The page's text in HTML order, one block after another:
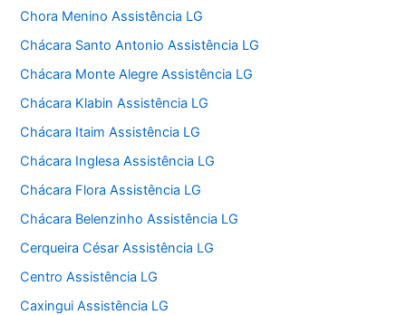
Chora Menino Assistência LG
Chácara Santo Antonio Assistência LG
Chácara Monte Alegre Assistência LG
Chácara Klabin Assistência LG
Chácara Itaim Assistência LG
Chácara Inglesa Assistência LG
Chácara Flora Assistência LG
Chácara Belenzinho Assistência LG
Cerqueira César Assistência LG
Centro Assistência LG
Caxingui Assistência LG